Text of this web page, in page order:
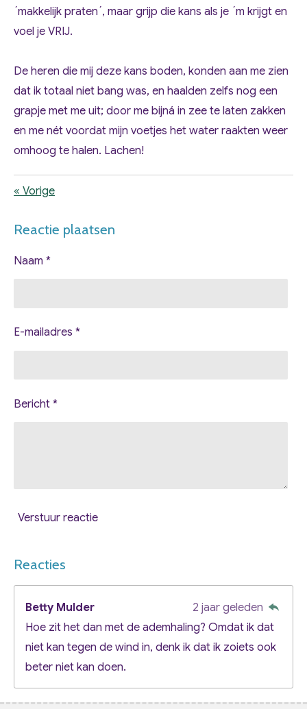
´makkelijk praten´, maar grijp die kans als je ´m krijgt en
voel je VRIJ.
De heren die mij deze kans boden, konden aan me zien
dat ik totaal niet bang was, en haalden zelfs nog een
grapje met me uit; door me bijná in zee te laten zakken
en me nét voordat mijn voetjes het water raakten weer
omhoog te halen. Lachen!
« Vorige
Reactie plaatsen
Naam *
E-mailadres *
Bericht *
Verstuur reactie
Reacties
Betty Mulder
2 jaar geleden
Hoe zit het dan met de ademhaling? Omdat ik dat
niet kan tegen de wind in, denk ik dat ik zoiets ook
beter niet kan doen.